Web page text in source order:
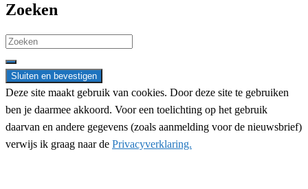
Zoeken
Search
for:
Deze site maakt gebruik van cookies. Door deze site te gebruiken
ben je daarmee akkoord. Voor een toelichting op het gebruik
daarvan en andere gegevens (zoals aanmelding voor de nieuwsbrief)
verwijs ik graag naar de Privacyverklaring.